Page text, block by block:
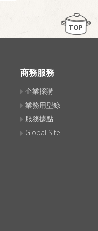
TOP
商務服務
企業採購
業務用型錄
服務據點
Global Site